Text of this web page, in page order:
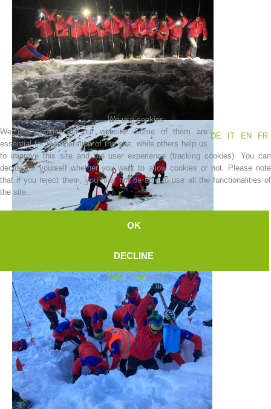
Mountain Rescue Stations
We use cookies
DE
IT EN FR
We use cookies on our website. Some of them are
essential for the operation of the site, while others help us
to improve this site and the user experience (tracking cookies). You can
decide for yourself whether you want to allow cookies or not. Please note
that if you reject them, you may not be able to use all the functionalities of
the site.
OK
DECLINE
More information